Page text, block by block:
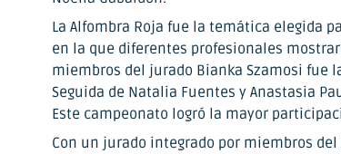
La Alfombra Roja fue la temática elegida
en la que diferentes profesionales
miembros del jurado Bianka Szamosi fue
Seguida de Natalia Fuentes y Anastasia
Este campeonato logró la mayor
Con un jurado integrado por miembros